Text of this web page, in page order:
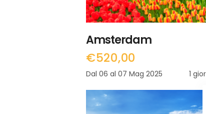
Amsterdam
€520,00
Dal 06 al 07 Mag 2025 1